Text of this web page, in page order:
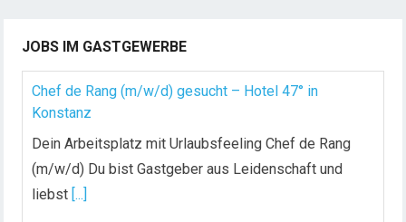
JOBS IM GASTGEWERBE
Chef de Rang (m/w/d) gesucht – Hotel 47° in
Konstanz
Dein Arbeitsplatz mit Urlaubsfeeling Chef de Rang
(m/w/d) Du bist Gastgeber aus Leidenschaft und
liebst [...]